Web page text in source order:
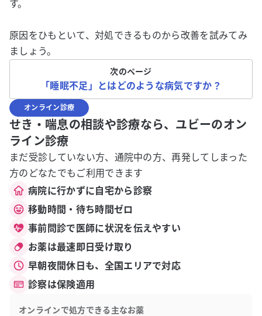
す。
原因をひもといて、対処できるものから改善を試みてみ
ましょう。
次のページ
「睡眠不足」とはどのような病気ですか？
オンライン診療
せき・喘息の相談や診療なら、ユビーのオン
ライン診療
まだ受診していない方、通院中の方、再発してしまった
方のどなたでもご利用できます
病院に行かずに自宅から診察
移動時間・待ち時間ゼロ
事前問診で医師に状況を伝えやすい
お薬は最速即日受け取り
早朝夜間休日も、全国エリアで対応
診察は保険適用
オンラインで処方できる主なお薬